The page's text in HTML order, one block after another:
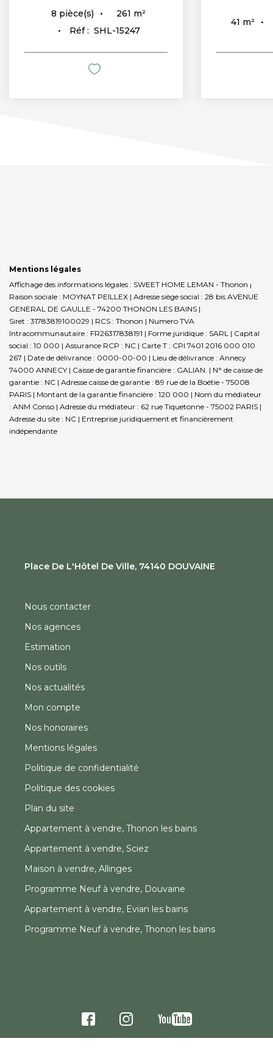
8 pièce(s) 261 m²
Réf : SHL-15247
41 m²
Mentions légales
Affichage des informations légales : SWEET HOME LEMAN - Thonon |
Raison sociale : MOYNAT PEILLEX | Adresse siège social : 28 bis AVENUE
GENERAL DE GAULLE - 74200 THONON LES BAINS |
Siret : 31783819100029 | RCS : Thonon | Numero TVA
Intracommunautaire : FR26317838191 | Forme juridique : SARL | Capital
social : 10 000 | Assurance RCP : NC | Carte T : CPI 7401 2016 000 010
267 | Date de délivrance : 0000-00-00 | Lieu de délivrance : Annecy
74000 ANNECY | Caisse de garantie financière : GALIAN. | N° de caisse de
garantie : NC | Adresse caisse de garantie : 89 rue de la Boétie - 75008
PARIS | Montant de la garantie financière : 120 000 | Nom du médiateur
: ANM Conso | Adresse du médiateur : 62 rue Tiquetonne - 75002 PARIS |
Adresse du site : NC | Entreprise juridiquement et financièrement
indépendante
Place De L'Hôtel De Ville, 74140 DOUVAINE
Nous contacter
Nos agences
Estimation
Nos outils
Nos actualités
Mon compte
Nos honoraires
Mentions légales
Politique de confidentialité
Politique des cookies
Plan du site
Appartement à vendre, Thonon les bains
Appartement à vendre, Sciez
Maison à vendre, Allinges
Programme Neuf à vendre, Douvaine
Appartement à vendre, Evian les bains
Programme Neuf à vendre, Thonon les bains